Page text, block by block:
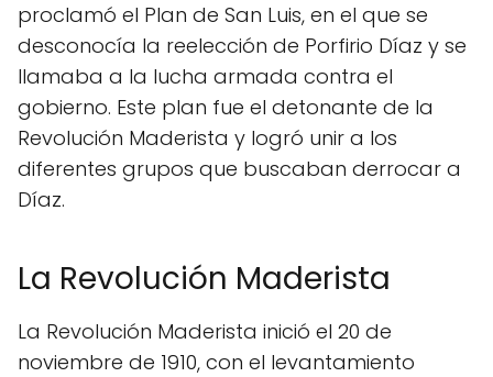
proclamó el Plan de San Luis, en el que se
desconocía la reelección de Porfirio Díaz y se
llamaba a la lucha armada contra el
gobierno. Este plan fue el detonante de la
Revolución Maderista y logró unir a los
diferentes grupos que buscaban derrocar a
Díaz.
La Revolución Maderista
La Revolución Maderista inició el 20 de
noviembre de 1910, con el levantamiento